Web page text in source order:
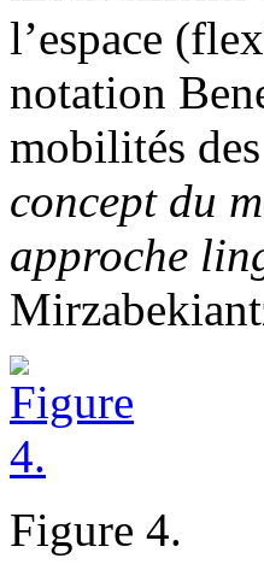
l’espace
notation
mobilités
concept du
approche
Figure 4.